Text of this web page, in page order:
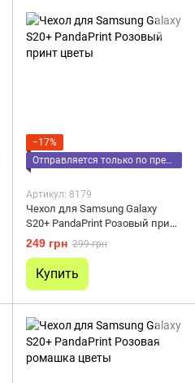
−17%
Отправляется только по предоплате
Артикул: 8179
Чехол для Samsung Galaxy
S20+ PandaPrint Розовый принт
цветы
249 грн 299 грн
Купить